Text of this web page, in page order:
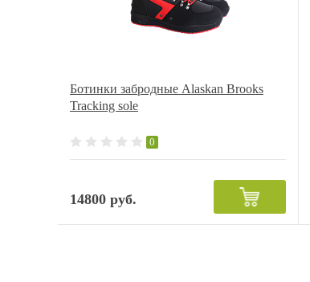
Ботинки забродные Alaskan Brooks
Tracking sole
0
14800 руб.